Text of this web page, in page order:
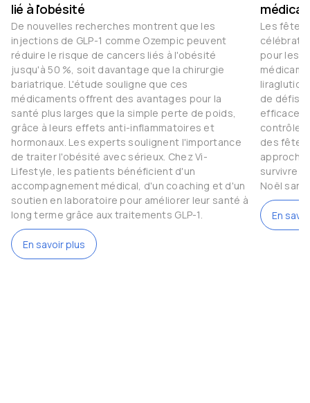
lié à l'obésité
De nouvelles recherches montrent que les
injections de GLP-1 comme Ozempic peuvent
réduire le risque de cancers liés à l'obésité
jusqu'à 50 %, soit davantage que la chirurgie
bariatrique. L'étude souligne que ces
médicaments offrent des avantages pour la
santé plus larges que la simple perte de poids,
grâce à leurs effets anti-inflammatoires et
hormonaux. Les experts soulignent l'importance
de traiter l'obésité avec sérieux. Chez Vi-
Lifestyle, les patients bénéficient d'un
accompagnement médical, d'un coaching et d'un
soutien en laboratoire pour améliorer leur santé à
long terme grâce aux traitements GLP-1.
En savoir plus
Les fêtes
pour les
de défis.
efficaces
contrôler
des fêtes
approche
survivre
Noël
En